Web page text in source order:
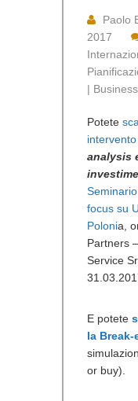
Paolo
2017
|
Potete
intervento
analysis
focus su
Polonia,
Partners
Service
E potete
la
or buy).